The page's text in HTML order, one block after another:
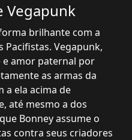
Vegapunk
brilhante com a
Pacifistas. Vegapunk,
e amor paternal por
as armas da
a ela acima de
até mesmo a dos
Bonney assume o
contra seus criadores